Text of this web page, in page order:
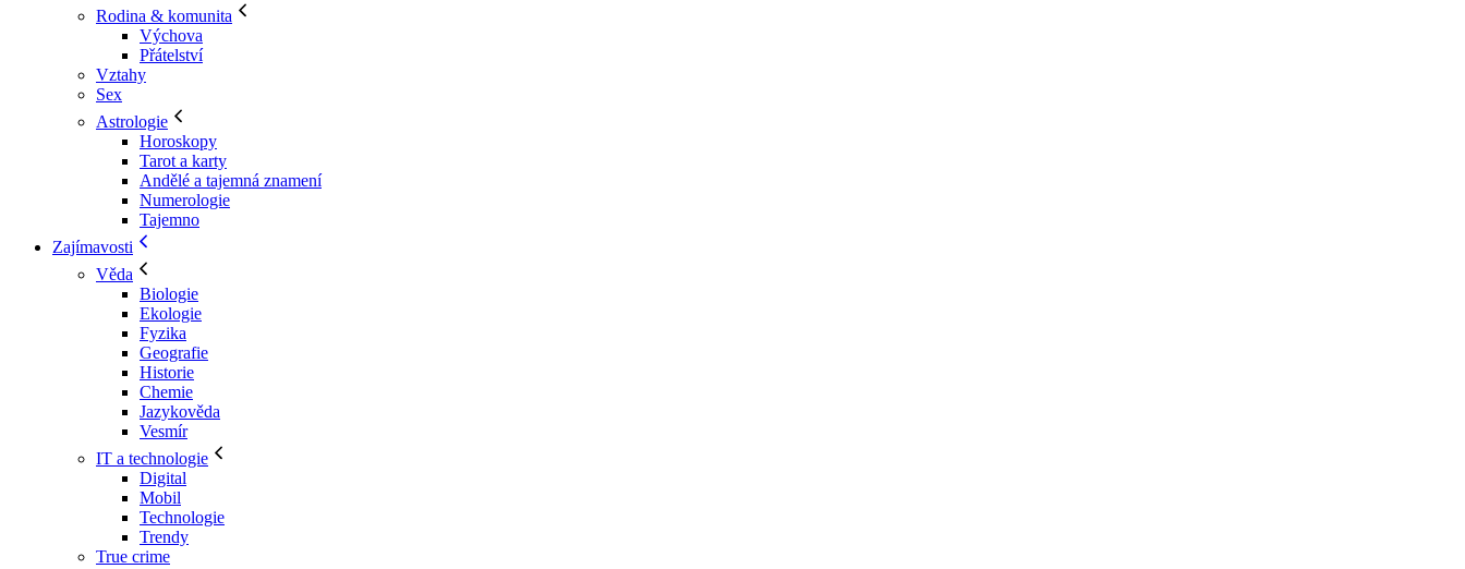
Rodina & komunita
Výchova
Přátelství
Vztahy
Sex
Astrologie
Horoskopy
Tarot a karty
Andělé a tajemná znamení
Numerologie
Tajemno
Zajímavosti
Věda
Biologie
Ekologie
Fyzika
Geografie
Historie
Chemie
Jazykověda
Vesmír
IT a technologie
Digital
Mobil
Technologie
Trendy
True crime